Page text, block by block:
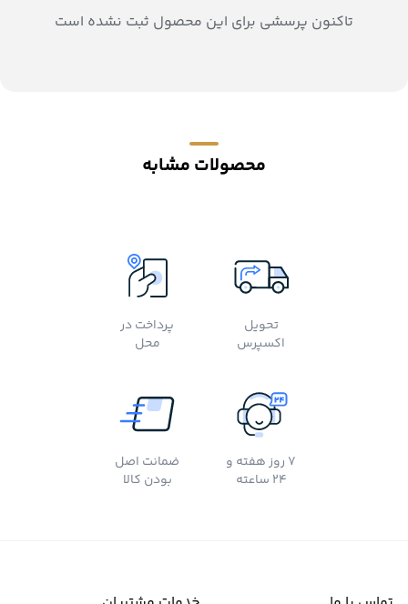
تاکنون پرسشی برای این محصول ثبت نشده است
محصولات مشابه
تحویل
اکسپرس
پرداخت در
محل
7 روز هفته و
24 ساعته
ضمانت اصل
بودن کالا